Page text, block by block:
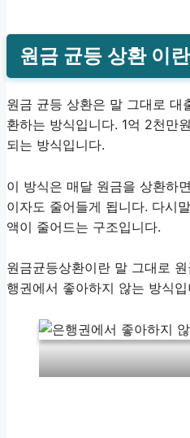
원금 균등 상환 이란
원금 균등 상환은 말 그대로 대
환하는 방식입니다. 1억 2천만
되는 방식입니다.
이 방식은 매달 원금을 상환하
이자도 줄어들게 됩니다. 다시
액이 줄어드는 구조입니다.
원금균등상환이란 말 그대로
행권에서 좋아하지 않는 방식